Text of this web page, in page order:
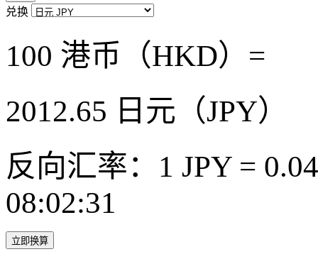
兑换
100 港币（HKD）=
2012.65 日元（JPY）
反向汇率：1 JPY =
08:02:31
立即换算